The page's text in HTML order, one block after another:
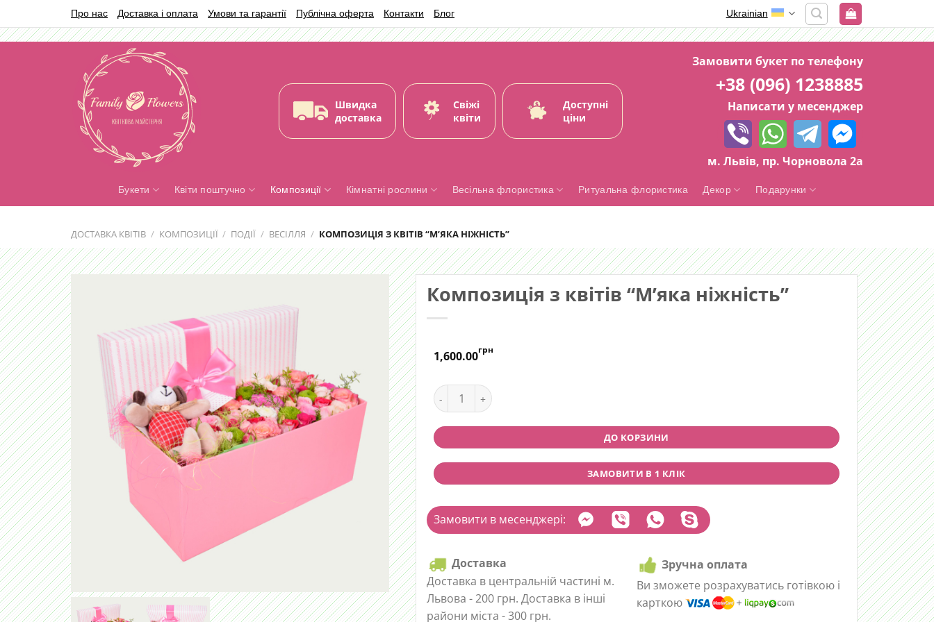
to
content
Про нас Доставка і оплата Умови та гарантії Публічна оферта Контакти Блог Ukrainian
Швидка
доставка
Свіжі
квіти
Доступні
ціни
Замовити букет по телефону
+38 (096) 1238885
Написати у месенджер
м. Львів, пр. Чорновола 2а
Букети Квіти поштучно Композиції Кімнатні рослини Весільна флористика Ритуальна флористика Декор Подарунки
ДОСТАВКА КВІТІВ / КОМПОЗИЦІЇ / ПОДІЇ / ВЕСІЛЛЯ / КОМПОЗИЦІЯ З КВІТІВ “М’ЯКА НІЖНІСТЬ”
Композиція з квітів “М’яка ніжність”
1,600.00грн
Композиція з квітів "М'яка ніжність" quantity
ДО КОРЗИНИ
ЗАМОВИТИ В 1 КЛІК
Замовити в месенджері:
Доставка
Доставка в центральній частині м.
Львова - 200 грн. Доставка в інші
райони міста - 300 грн.
Зручна оплата
Ви зможете розрахуватись готівкою і
карткою